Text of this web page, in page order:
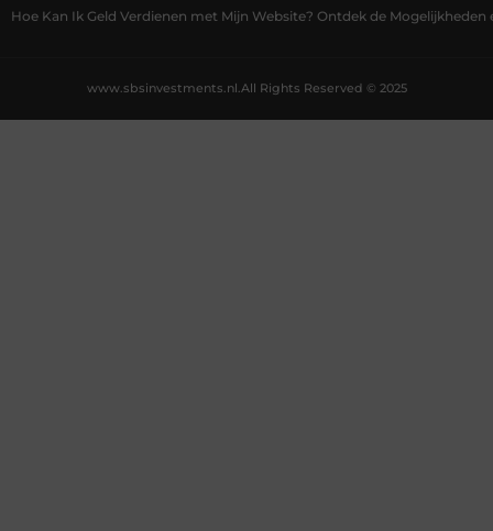
Hoe Kan Ik Geld Verdienen met Mijn Website? Ontdek de Mogelijkheden
All Rights Reserved © 2025
www.sbsinvestments.nl.